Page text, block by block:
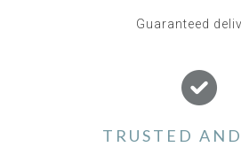
Guaranteed
TRUSTED